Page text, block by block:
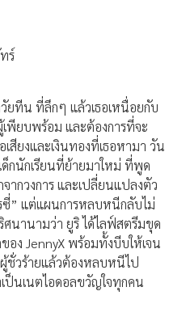
ร์
ยทีน ที่ลึกๆ แล้วเธอเหนื่อยกับ
เพียบพร้อม และต้องการที่จะ
ยงและเงินทองที่เธอหามา วัน
กนักเรียนที่ย้ายมาใหม่ ที่พูด
ากวงการ และเปลี่ยนแปลงตัว
ซี่” แต่แผนการหลบหนีกลับไม่
ศนานามว่า ยูริ ได้ไลฟ์สตรีมขุด
อง JennyX พร้อมทั้งบีบให้เจน
ชั่วร้ายแล้วต้องหลบหนีไป
ป็นเนตไอดอลขวัญใจทุกคน